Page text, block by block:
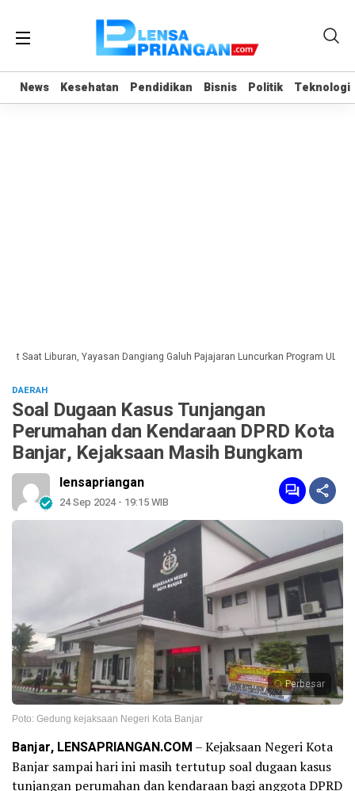
News Kesehatan Pendidikan Bisnis Politik Teknologi
News Kesehatan Pendidikan Bisnis Politik Teknologi
Saat Liburan, Yayasan Dangiang Galuh Pajajaran Luncurkan Program ULAS
DAERAH
Soal Dugaan Kasus Tunjangan
Perumahan dan Kendaraan DPRD Kota
Banjar, Kejaksaan Masih Bungkam
lensapriangan
24 Sep 2024 - 19:15 WIB
Perbesar
Poto: Gedung kejaksaan Negeri Kota Banjar
Banjar, LENSAPRIANGAN.COM – Kejaksaan Negeri Kota
Banjar sampai hari ini masih tertutup soal dugaan kasus
tunjangan perumahan dan kendaraan bagi anggota DPRD